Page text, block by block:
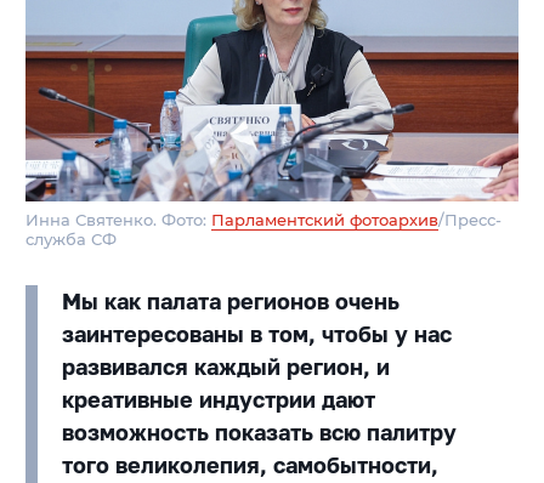
Инна Святенко. Фото: Парламентский фотоархив/Пресс-
служба СФ
Мы как палата регионов очень
заинтересованы в том, чтобы у нас
развивался каждый регион, и
креативные индустрии дают
возможность показать всю палитру
того великолепия, самобытности,